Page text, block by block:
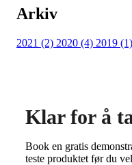
Arkiv
2021 (2) 2020 (4) 2019 (1)
Klar for å
Book en gratis
teste produktet før du